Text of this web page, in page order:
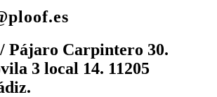
Pájaro Carpintero 30.
3 local 14. 11205